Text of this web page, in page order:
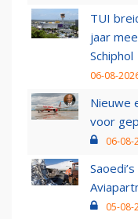
TUI
jaar
Schiphol
06-08-
Nieuwe
voor
06-08-
05-08-